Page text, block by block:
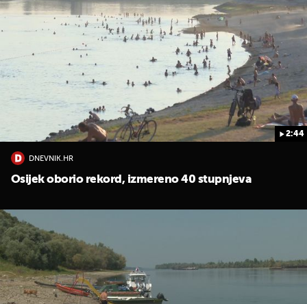
2:44
DNEVNIK.HR
Osijek oborio rekord, izmereno 40 stupnjeva